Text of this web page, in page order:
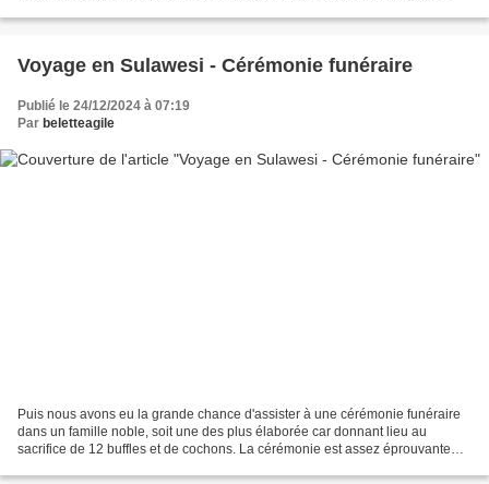
Voyage en Sulawesi - Cérémonie funéraire
Publié le 24/12/2024 à 07:19
Par beletteagile
Puis nous avons eu la grande chance d'assister à une cérémonie funéraire
dans un famille noble, soit une des plus élaborée car donnant lieu au
sacrifice de 12 buffles et de cochons. La cérémonie est assez éprouvante